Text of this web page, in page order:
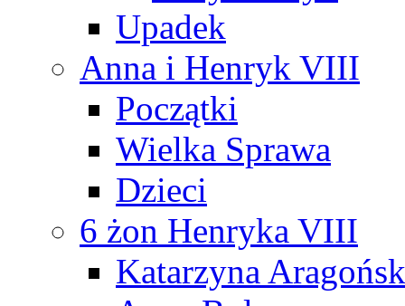
Upadek
Anna i Henryk VIII
Początki
Wielka Sprawa
Dzieci
6 żon Henryka VIII
Katarzyna